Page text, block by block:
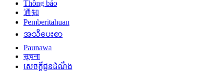
Thông báo
通知
Pemberitahuan
အသိပေးစာ
Paunawa
सूचना
សេចក្តីជូនដំណឹង